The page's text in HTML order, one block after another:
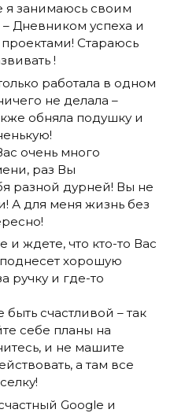
я занимаюсь своим
Дневником успеха и
Стараюсь
!
работала в одном
не делала –
обняла подушку и
очень много
раз Вы
разной дурней! Вы не
А для меня жизнь без
и ждете, что кто-то Вас
хорошую
ручку и где-то
быть счастливой – так
себе планы на
и не машите
а там все
Google и